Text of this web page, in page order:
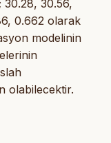
30.28, 30.56,
0.662 olarak
modelinin
olabilecektir.